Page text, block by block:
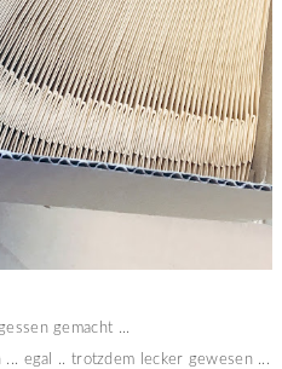
gemacht ...
egal .. trotzdem lecker gewesen ...